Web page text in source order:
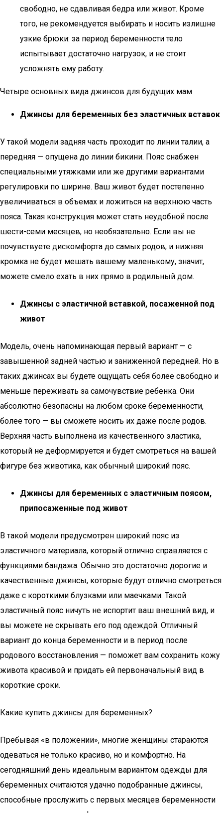
свободно, не сдавливая бедра или живот. Кроме
того, не рекомендуется выбирать и носить излишне
узкие брюки: за период беременности тело
испытывает достаточно нагрузок, и не стоит
усложнять ему работу.
Четыре основных вида джинсов для будущих мам
Джинсы для беременных без эластичных вставок
У такой модели задняя часть проходит по линии талии, а
передняя — опущена до линии бикини. Пояс снабжен
специальными утяжками или же другими вариантами
регулировки по ширине. Ваш живот будет постепенно
увеличиваться в объемах и ложиться на верхнюю часть
пояса. Такая конструкция может стать неудобной после
шести-семи месяцев, но необязательно. Если вы не
почувствуете дискомфорта до самых родов, и нижняя
кромка не будет мешать вашему маленькому, значит,
можете смело ехать в них прямо в родильный дом.
Джинсы с эластичной вставкой, посаженной под
живот
Модель, очень напоминающая первый вариант — с
завышенной задней частью и заниженной передней. Но в
таких джинсах вы будете ощущать себя более свободно и
меньше переживать за самочувствие ребенка. Они
абсолютно безопасны на любом сроке беременности,
более того — вы сможете носить их даже после родов.
Верхняя часть выполнена из качественного эластика,
который не деформируется и будет смотреться на вашей
фигуре без животика, как обычный широкий пояс.
Джинсы для беременных с эластичным поясом,
припосаженные под живот
В такой модели предусмотрен широкий пояс из
эластичного материала, который отлично справляется с
функциями бандажа. Обычно это достаточно дорогие и
качественные джинсы, которые будут отлично смотреться
даже с короткими блузками или маечками. Такой
эластичный пояс ничуть не испортит ваш внешний вид, и
вы можете не скрывать его под одеждой. Отличный
вариант до конца беременности и в период после
родового восстановления — поможет вам сохранить кожу
живота красивой и придать ей первоначальный вид в
короткие сроки.
Какие купить джинсы для беременных?
Пребывая «в положении», многие женщины стараются
одеваться не только красиво, но и комфортно. На
сегодняшний день идеальным вариантом одежды для
беременных считаются удачно подобранные джинсы,
способные прослужить с первых месяцев беременности